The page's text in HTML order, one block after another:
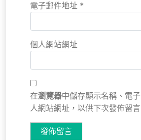
電子郵件地址 *
個人網站網址
在瀏覽器中儲存顯示名稱、電
人網站網址，以供下次發佈留言